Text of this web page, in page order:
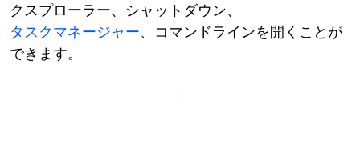
クスプローラー、シャットダウン、
タスクマネージャー、コマンドラインを開くことが
できます。